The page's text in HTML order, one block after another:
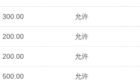
300.00 允许
200.00 允许
200.00 允许
500.00 允许